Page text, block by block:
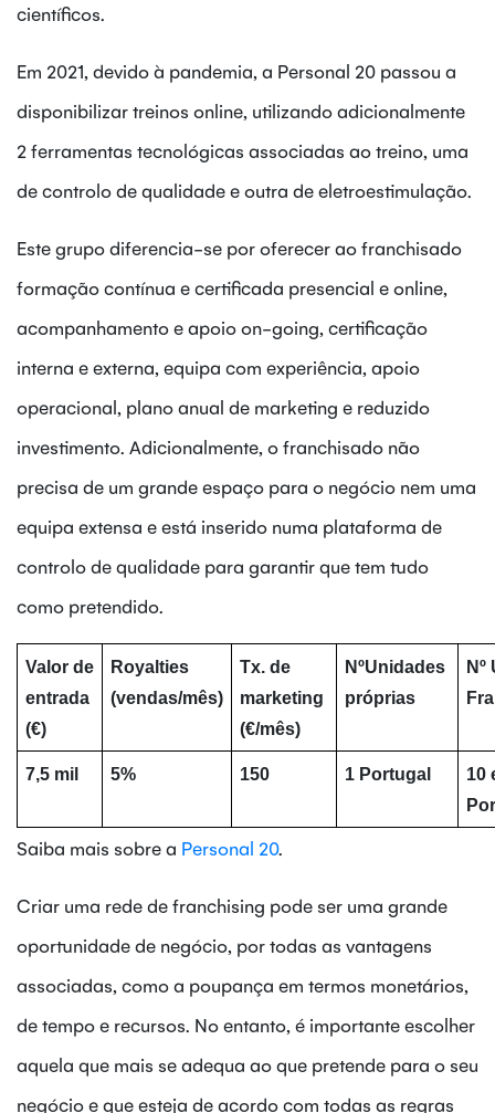
científicos.
Em 2021, devido à pandemia, a Personal 20 passou a
disponibilizar treinos online, utilizando adicionalmente
2 ferramentas tecnológicas associadas ao treino, uma
de controlo de qualidade e outra de eletroestimulação.
Este grupo diferencia-se por oferecer ao franchisado
formação contínua e certificada presencial e online,
acompanhamento e apoio on-going, certificação
interna e externa, equipa com experiência, apoio
operacional, plano anual de marketing e reduzido
investimento. Adicionalmente, o franchisado não
precisa de um grande espaço para o negócio nem uma
equipa extensa e está inserido numa plataforma de
controlo de qualidade para garantir que tem tudo
como pretendido.
Valor de
entrada
(€)
Royalties
(vendas/mês)
Tx. de
marketing
(€/mês)
NºUnidades
próprias
7,5 mil 5% 150 1 Portugal
10
Saiba mais sobre a Personal 20.
Criar uma rede de franchising pode ser uma grande
oportunidade de negócio, por todas as vantagens
associadas, como a poupança em termos monetários,
de tempo e recursos. No entanto, é importante escolher
aquela que mais se adequa ao que pretende para o seu
negócio e que esteja de acordo com todas as regras